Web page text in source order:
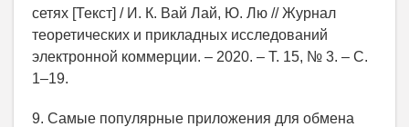
сетях [Текст] / И. К. Вай Лай, Ю. Лю // Журнал
теоретических и прикладных исследований
электронной коммерции. – 2020. – Т. 15, № 3. – С.
1–19.
9. Самые популярные приложения для обмена